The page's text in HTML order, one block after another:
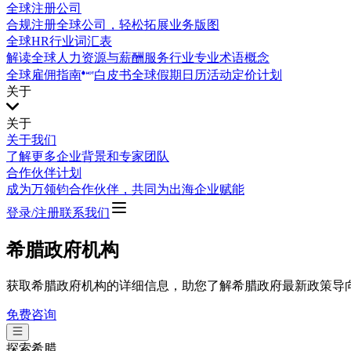
全球注册公司
合规注册全球公司，轻松拓展业务版图
全球HR行业词汇表
解读全球人力资源与薪酬服务行业专业术语概念
全球雇佣指南
白皮书全球假期日历活动定价计划
关于
关于
关于我们
了解更多企业背景和专家团队
合作伙伴计划
成为万领钧合作伙伴，共同为出海企业赋能
登录/注册联系我们
希腊政府机构
获取希腊政府机构的详细信息，助您了解希腊政府最新政策导
免费咨询